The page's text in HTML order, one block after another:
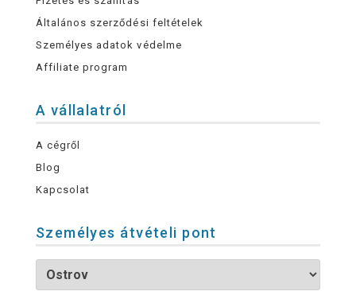
Általános szerződési feltételek
Személyes adatok védelme
Affiliate program
A vállalatról
A cégről
Blog
Kapcsolat
Személyes átvételi pont